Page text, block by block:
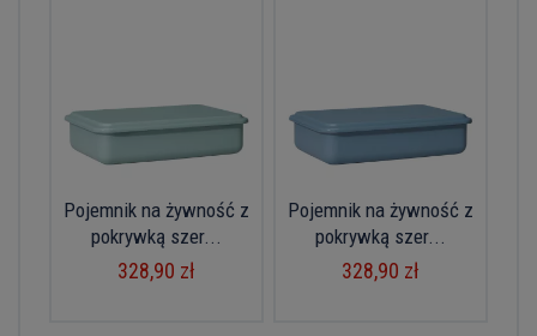
Pojemnik na żywność z
pokrywką szer...
328,90 zł
Pojemnik na żywność z
pokrywką szer...
328,90 zł